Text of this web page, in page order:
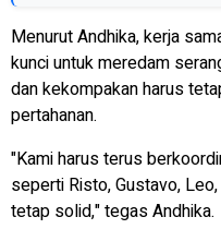
Menurut Andhika, kerja
kunci untuk meredam
dan kekompakan harus
pertahanan.
"Kami harus terus
seperti Risto, Gustavo,
tetap solid," tegas Andhika.